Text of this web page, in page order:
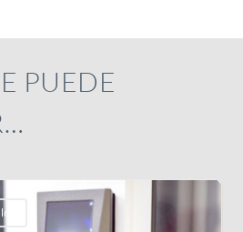
PUEDE
Centros Juveniles